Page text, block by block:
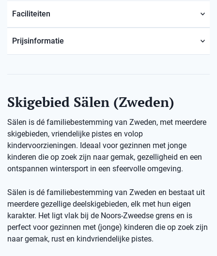
Faciliteiten
Prijsinformatie
Skigebied Sälen (Zweden)
Sälen is dé familiebestemming van Zweden, met meerdere
skigebieden, vriendelijke pistes en volop
kindervoorzieningen. Ideaal voor gezinnen met jonge
kinderen die op zoek zijn naar gemak, gezelligheid en een
ontspannen wintersport in een sfeervolle omgeving.
Sälen is dé familiebestemming van Zweden en bestaat uit
meerdere gezellige deelskigebieden, elk met hun eigen
karakter. Het ligt vlak bij de Noors-Zweedse grens en is
perfect voor gezinnen met (jonge) kinderen die op zoek zijn
naar gemak, rust en kindvriendelijke pistes.